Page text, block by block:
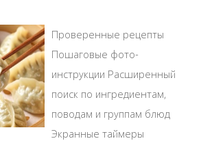
Проверенные рецепты
Пошаговые фото-
инструкции Расширенный
поиск по ингредиентам,
поводам и группам блюд
Экранные таймеры